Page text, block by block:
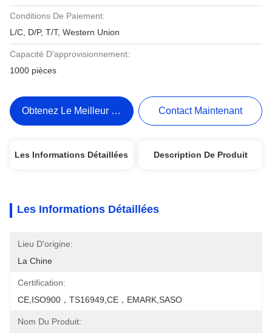
Conditions De Paiement:
L/C, D/P, T/T, Western Union
Capacité D'approvisionnement:
1000 pièces
Obtenez Le Meilleur Prix Contact Maintenant
Les Informations Détaillées Description De Produit
Les Informations Détaillées
Lieu D'origine:
La Chine
Certification:
CE,ISO900，TS16949,CE，EMARK,SASO
Nom Du Produit: